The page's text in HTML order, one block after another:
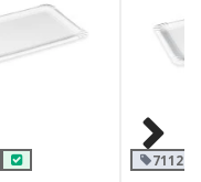
71122